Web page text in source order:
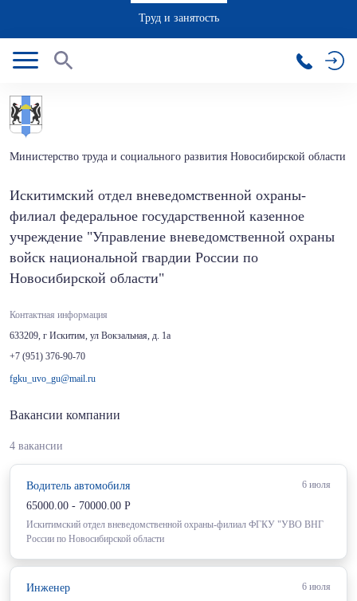
Труд и занятость
Министерство труда и социального развития Новосибирской области
Искитимский отдел вневедомственной охраны-
филиал федеральное государственной казенное
учреждение "Управление вневедомственной охраны
войск национальной гвардии России по
Новосибирской области"
Контактная информация
633209, г Искитим, ул Вокзальная, д. 1а
+7 (951) 376-90-70
fgku_uvo_gu@mail.ru
Вакансии компании
4 вакансии
Водитель автомобиля 6 июля
65000.00 - 70000.00 Р
Искитимский отдел вневедомственной охраны-филиал ФГКУ "УВО ВНГ
России по Новосибирской области
Инженер 6 июля